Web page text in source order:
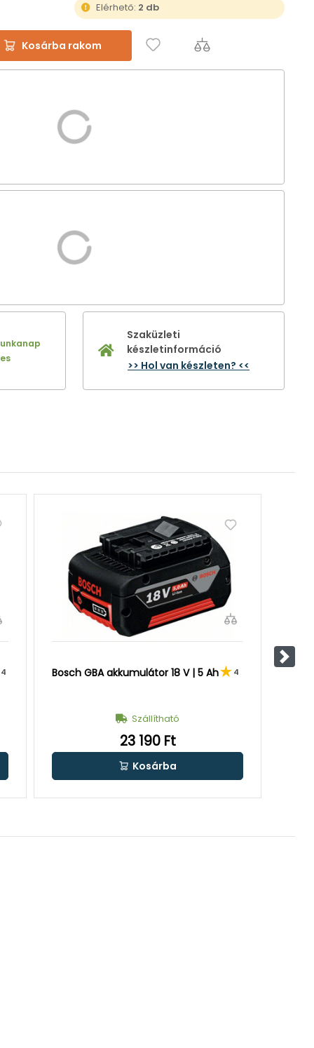
Elérhető: 2 db
Kosárba rakom
Szaküzleti
készletinformáció
>> Hol van készleten? <<
4 Bosch GBA akkumulátor 18 V | 5 Ah 4
Szállítható
23 190 Ft
Kosárba